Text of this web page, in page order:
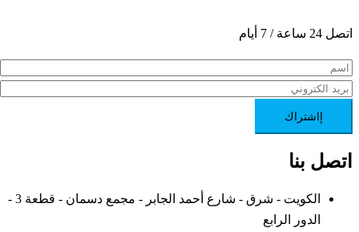
اتصل 24 ساعة / 7 أيام
إاشتراك
اتصل بنا
الكويت - شرق - شارع أحمد الجابر - مجمع دسمان - قطعة 3 -
الدور الرابع